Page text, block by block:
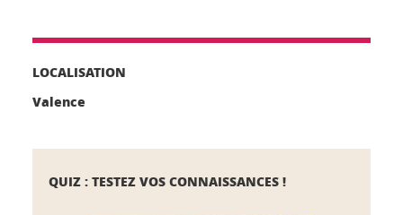
LOCALISATION
Valence
QUIZ : TESTEZ VOS CONNAISSANCES !